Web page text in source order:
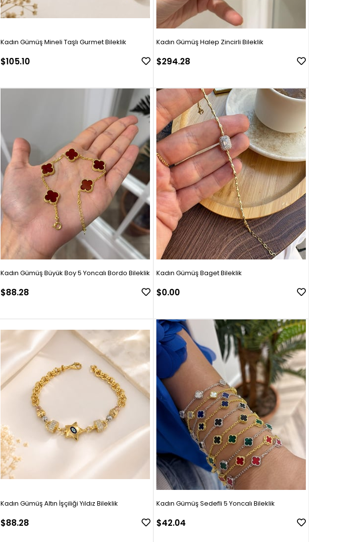
Kadın Gümüş Mineli Taşlı Gurmet Bileklik
$105.10
Kadın Gümüş Halep Zincirli Bileklik
$294.28
Kadın Gümüş Büyük Boy 5 Yoncalı Bordo Bileklik
$88.28
Kadın Gümüş Baget Bileklik
$0.00
Kadın Gümüş Altın İşçiliği Yıldız Bileklik
$88.28
Kadın Gümüş Sedefli 5 Yoncalı Bileklik
$42.04